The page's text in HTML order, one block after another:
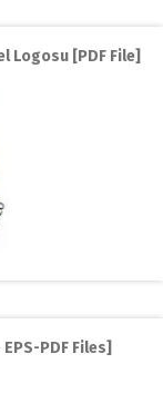
Logosu [PDF File]
PDF Files]